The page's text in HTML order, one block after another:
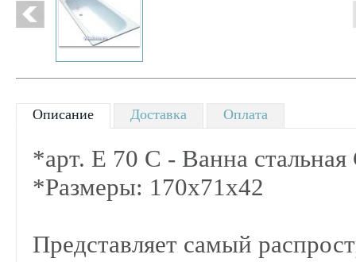
Описание Доставка Оплата
*арт. E 70 C - Ванна
*Размеры: 170х71х42
Представляет самый